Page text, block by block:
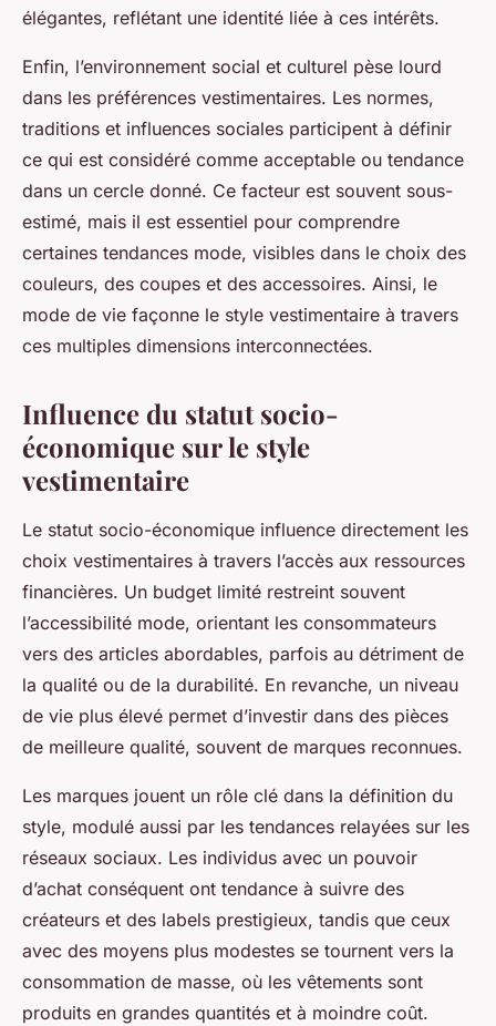
élégantes, reflétant une identité liée à ces intérêts.
Enfin, l’environnement social et culturel pèse lourd
dans les préférences vestimentaires. Les normes,
traditions et influences sociales participent à définir
ce qui est considéré comme acceptable ou tendance
dans un cercle donné. Ce facteur est souvent sous-
estimé, mais il est essentiel pour comprendre
certaines tendances mode, visibles dans le choix des
couleurs, des coupes et des accessoires. Ainsi, le
mode de vie façonne le style vestimentaire à travers
ces multiples dimensions interconnectées.
Influence du statut socio-
économique sur le style
vestimentaire
Le statut socio-économique influence directement les
choix vestimentaires à travers l’accès aux ressources
financières. Un budget limité restreint souvent
l’accessibilité mode, orientant les consommateurs
vers des articles abordables, parfois au détriment de
la qualité ou de la durabilité. En revanche, un niveau
de vie plus élevé permet d’investir dans des pièces
de meilleure qualité, souvent de marques reconnues.
Les marques jouent un rôle clé dans la définition du
style, modulé aussi par les tendances relayées sur les
réseaux sociaux. Les individus avec un pouvoir
d’achat conséquent ont tendance à suivre des
créateurs et des labels prestigieux, tandis que ceux
avec des moyens plus modestes se tournent vers la
consommation de masse, où les vêtements sont
produits en grandes quantités et à moindre coût.